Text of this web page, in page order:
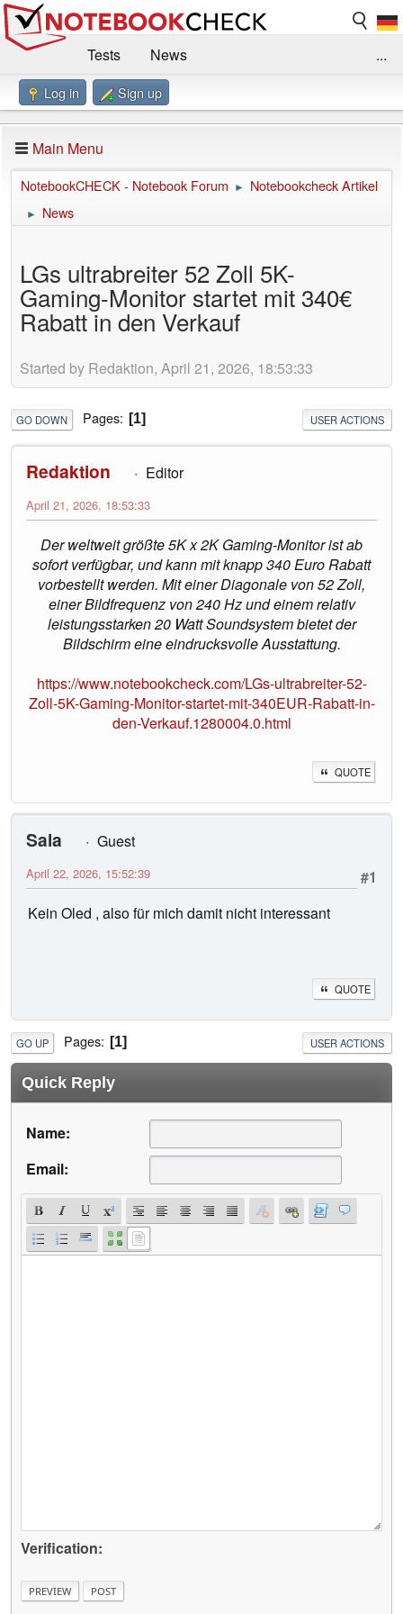
Tests
News
Benchmarks / Technik
Forum
Impressum
...
Log in Sign up
Main Menu
NotebookCHECK - Notebook Forum ► Notebookcheck Artikel
► News
LGs ultrabreiter 52 Zoll 5K-
Gaming-Monitor startet mit 340€
Rabatt in den Verkauf
Started by Redaktion, April 21, 2026, 18:53:33
GO DOWN Pages 1 USER ACTIONS
Redaktion Editor
April 21, 2026, 18:53:33
Der weltweit größte 5K x 2K Gaming-Monitor ist ab
sofort verfügbar, und kann mit knapp 340 Euro Rabatt
vorbestellt werden. Mit einer Diagonale von 52 Zoll,
einer Bildfrequenz von 240 Hz und einem relativ
leistungsstarken 20 Watt Soundsystem bietet der
Bildschirm eine eindrucksvolle Ausstattung.
https://www.notebookcheck.com/LGs-ultrabreiter-52-
Zoll-5K-Gaming-Monitor-startet-mit-340EUR-Rabatt-in-
den-Verkauf.1280004.0.html
QUOTE
Sala
Guest
#1
April 22, 2026, 15:52:39
Kein Oled , also für mich damit nicht interessant
QUOTE
GO UP Pages 1 USER ACTIONS
Quick Reply
Name:
Email:
Verification: